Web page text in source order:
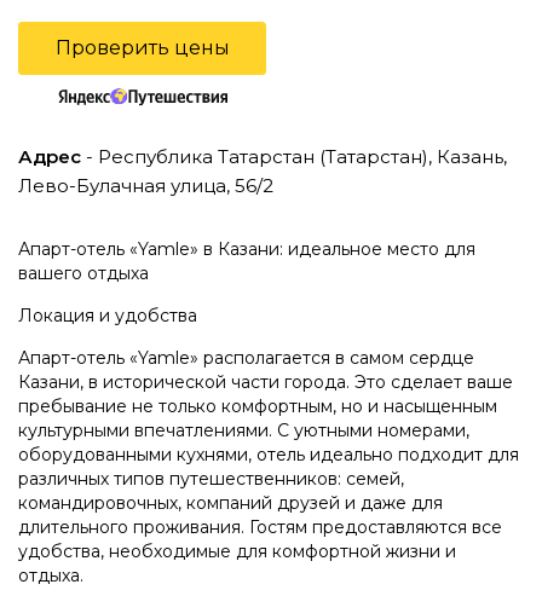
Проверить цены
Адрес - Республика Татарстан (Татарстан), Казань,
Лево-Булачная улица, 56/2
Апарт-отель «Yamle» в Казани: идеальное место для
вашего отдыха
Локация и удобства
Апарт-отель «Yamle» располагается в самом сердце
Казани, в исторической части города. Это сделает ваше
пребывание не только комфортным, но и насыщенным
культурными впечатлениями. С уютными номерами,
оборудованными кухнями, отель идеально подходит для
различных типов путешественников: семей,
командировочных, компаний друзей и даже для
длительного проживания. Гостям предоставляются все
удобства, необходимые для комфортной жизни и
отдыха.